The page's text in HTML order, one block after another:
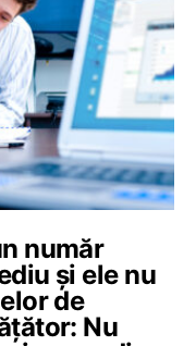
număr
și ele nu
de
Nu